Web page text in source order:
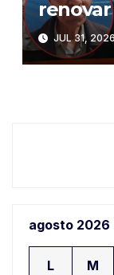
del
retrasos
JUL 31,
agosto 2026
L M